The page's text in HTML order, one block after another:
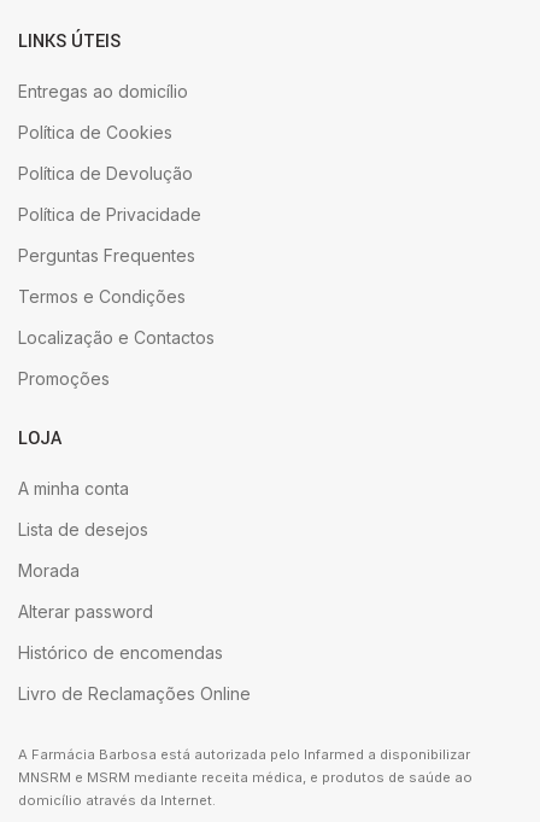
LINKS ÚTEIS
Entregas ao domicílio
Política de Cookies
Política de Devolução
Política de Privacidade
Perguntas Frequentes
Termos e Condições
Localização e Contactos
Promoções
LOJA
A minha conta
Lista de desejos
Morada
Alterar password
Histórico de encomendas
Livro de Reclamações Online
A Farmácia Barbosa está autorizada pelo Infarmed a disponibilizar
MNSRM e MSRM mediante receita médica, e produtos de saúde ao
domicílio através da Internet.